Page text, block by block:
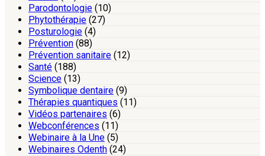
Parodontologie (10)
Phytothérapie (27)
Posturologie (4)
Prévention (88)
Prévention sanitaire (12)
Santé (188)
Science (13)
Symbolique dentaire (9)
Thérapies quantiques (11)
Vidéos partenaires (6)
Webconférences (11)
Webinaire à la Une (5)
Webinaires Odenth (24)